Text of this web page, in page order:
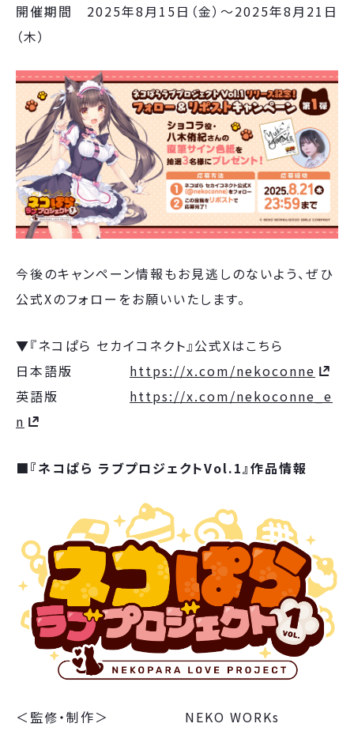
開催期間 2025年8月15日（金）～2025年8月21日
（木）
今後のキャンペーン情報もお見逃しのないよう、ぜひ
公式Xのフォローをお願いいたします。
▼『ネコぱら セカイコネクト』公式Xはこちら
日本語版 https://x.com/nekoconne
英語版 https://x.com/nekoconne_e
n
■『ネコぱら ラブプロジェクトVol.1』作品情報
＜監修・制作＞ NEKO WORKs